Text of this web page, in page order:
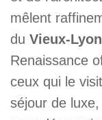
mêlent
du Vieux-Lyon
Renaissance
ceux qui le
séjour de